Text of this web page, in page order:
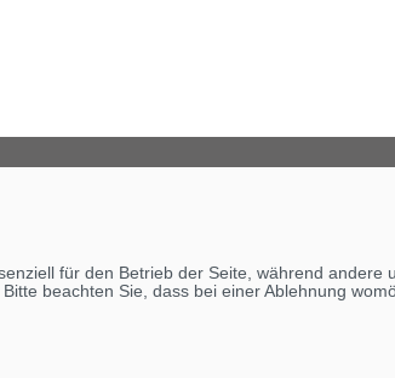
für den Betrieb der Seite, während
beachten Sie, dass bei einer Ablehnung